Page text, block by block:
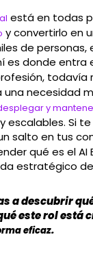
está en todas
y convertirlo en
de personas,
es donde entra
todavía
una necesidad
y
escalables. Si
salto en tus
qué es el AI
estratégico de
a descubrir
este rol está
eficaz.